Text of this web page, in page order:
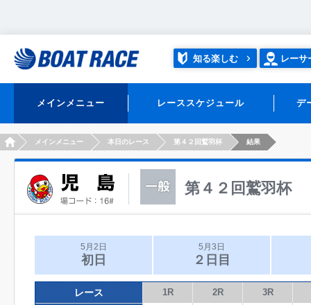
知る楽しむ レーサ
メインメニュー レーススケジュール デ
HOMEメインメニュー 本日のレース 第４２回鷲羽杯 結果
第４２回鷲羽杯
5月2日
初日
5月3日
２日目
レース 1R 2R 3R